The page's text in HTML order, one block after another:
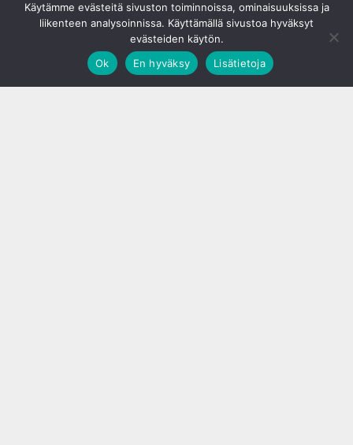
Käytämme evästeitä sivuston toiminnoissa, ominaisuuksissa ja
liikenteen analysoinnissa. Käyttämällä sivustoa hyväksyt
evästeiden käytön.
Ok
En hyväksy Lisätietoja